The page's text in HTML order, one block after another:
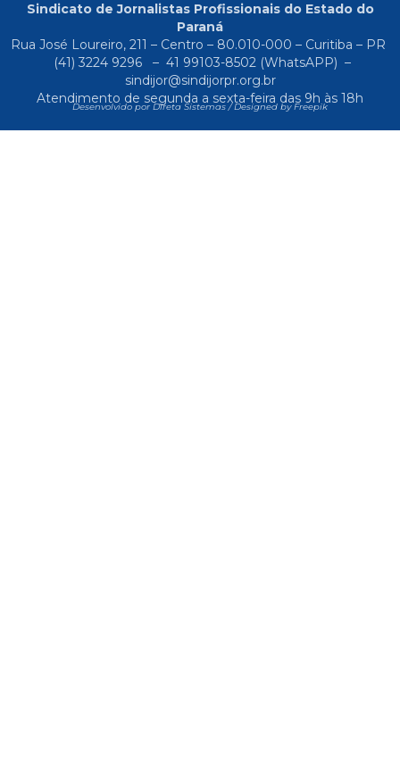
Sindicato de Jornalistas Profissionais do Estado do
Paraná
Rua José Loureiro, 211 – Centro – 80.010-000 – Curitiba – PR
(41) 3224 9296
– 41 99103-8502(WhatsAPP) –
sindijor@sindijorpr.org.br
Atendimento de segunda a sexta-feira das 9h às 18h
Desenvolvido por Direta Sistemas /Designed by Freepik